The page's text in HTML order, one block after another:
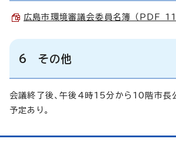
広島市環境審議会委員名簿 （PDF
6 その他
会議終了後、午後4時15分から10階市長
予定あり。